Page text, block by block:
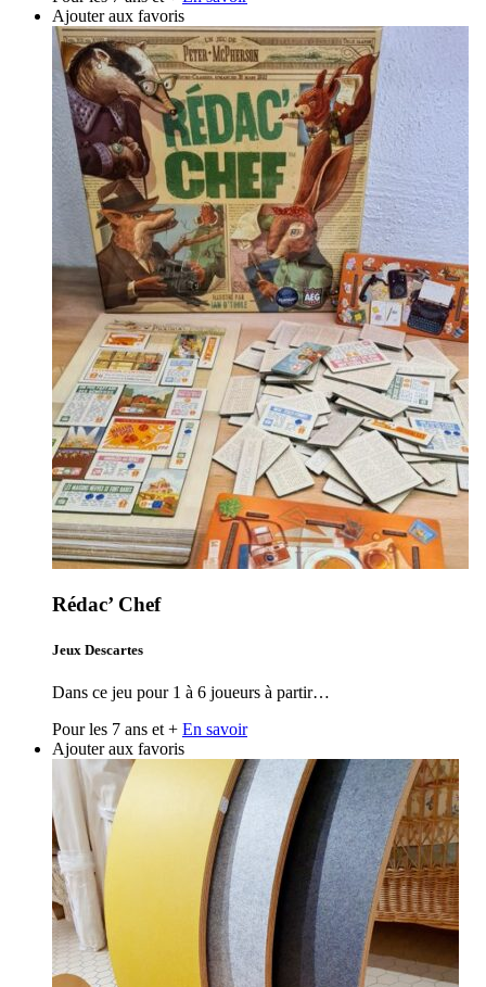
Ajouter aux favoris
Rédac’ Chef
Jeux Descartes
Dans ce jeu pour 1 à 6 joueurs à partir…
Pour les 7 ans et + En savoir
Ajouter aux favoris